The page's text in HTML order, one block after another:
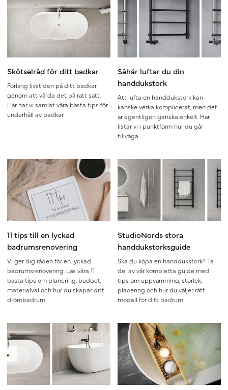
Skötselråd för ditt badkar
Förläng livstiden på ditt badkar
genom att vårda det på rätt sätt.
Här har vi samlat våra bästa tips för
underhåll av badkar.
Såhär luftar du din
handdukstork
Att lufta en handdukstork kan
kanske verka komplicerat, men det
är egentligen ganska enkelt. Här
listar vi i punktform hur du går
tillväga.
11 tips till en lyckad
badrumsrenovering
Vi ger dig råden för en lyckad
badrumsrenovering. Läs våra 11
bästa tips om planering, budget,
materialval och hur du skapar ditt
drömbadrum.
StudioNords stora
handdukstorksguide
Ska du köpa en handdukstork? Ta
del av vår kompletta guide med
tips om uppvärmning, storlek,
placering och hur du väljer rätt
modell för ditt badrum.